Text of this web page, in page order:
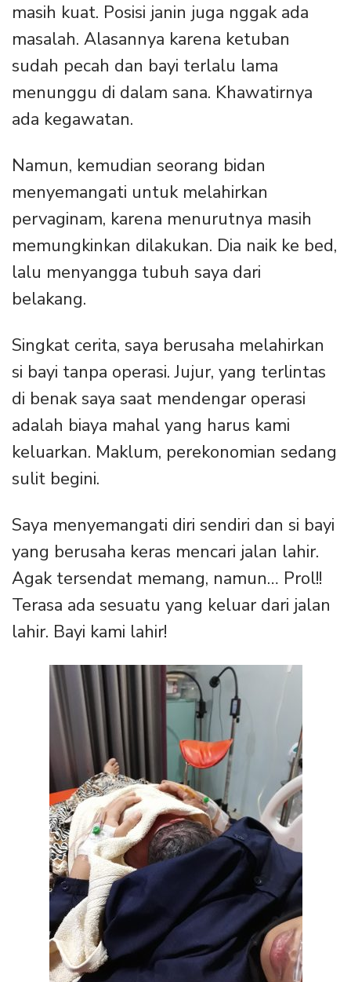
masih kuat. Posisi janin juga nggak ada
masalah. Alasannya karena ketuban
sudah pecah dan bayi terlalu lama
menunggu di dalam sana. Khawatirnya
ada kegawatan.
Namun, kemudian seorang bidan
menyemangati untuk melahirkan
pervaginam, karena menurutnya masih
memungkinkan dilakukan. Dia naik ke bed,
lalu menyangga tubuh saya dari
belakang.
Singkat cerita, saya berusaha melahirkan
si bayi tanpa operasi. Jujur, yang terlintas
di benak saya saat mendengar operasi
adalah biaya mahal yang harus kami
keluarkan. Maklum, perekonomian sedang
sulit begini.
Saya menyemangati diri sendiri dan si bayi
yang berusaha keras mencari jalan lahir.
Agak tersendat memang, namun… Prol!!
Terasa ada sesuatu yang keluar dari jalan
lahir. Bayi kami lahir!